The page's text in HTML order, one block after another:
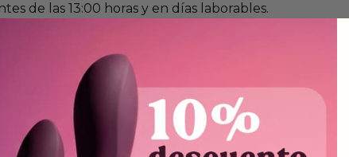
de las 13:00 horas y en días laborables.
productos que vendemos funcionan
si tienen algún defecto de fabricación te lo